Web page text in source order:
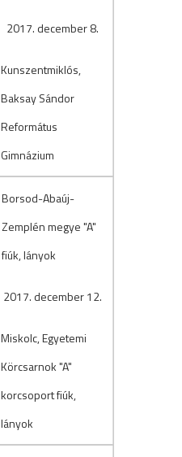
2017. december 8.
Kunszentmiklós,
Baksay Sándor
Református
Gimnázium
Borsod-Abaúj-
Zemplén megye "A"
fiúk, lányok
2017. december 12.
Miskolc, Egyetemi
Körcsarnok "A"
korcsoport fiúk,
lányok